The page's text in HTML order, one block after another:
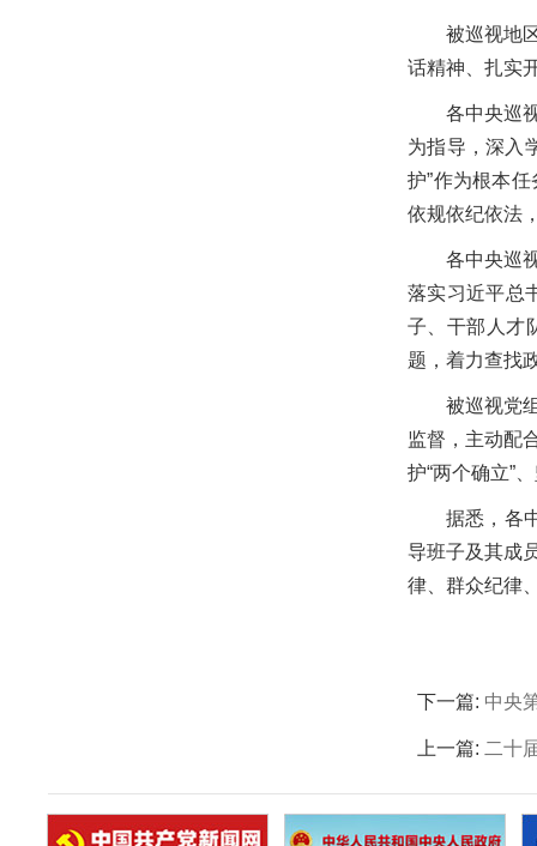
被巡视地
话精神、扎实
各中央巡
为指导，深入
护”作为根本
依规依纪依法
各中央巡
落实习近平总
子、干部人才
题，着力查找
被巡视党
监督，主动配
护“两个确立”
据悉，各
导班子及其成
律、群众纪律
下一篇: 中央
上一篇: 二十